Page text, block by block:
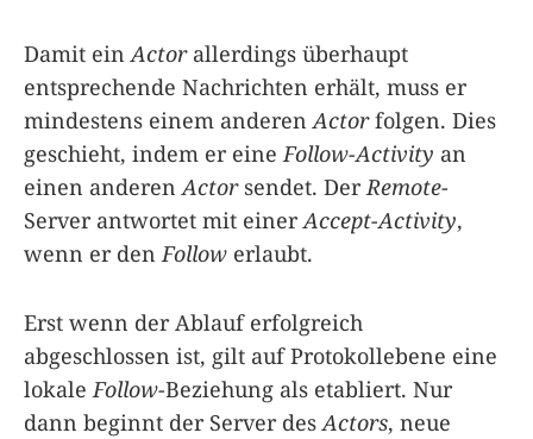
Damit ein Actorallerdings überhaupt
entsprechende Nachrichten erhält, muss er
mindestens einem anderen Actorfolgen. Dies
geschieht, indem er eine Follow-Activity an
einen anderen Actorsendet. Der Remote-
Server antwortet mit einerAccept-Activity,
wenn er den Follow erlaubt.
Erst wenn der Ablauf erfolgreich
abgeschlossen ist, gilt auf Protokollebene eine
lokale Follow-Beziehung als etabliert. Nur
dann beginnt der Server des Actors, neue